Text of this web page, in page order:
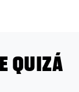
QUIZÁ